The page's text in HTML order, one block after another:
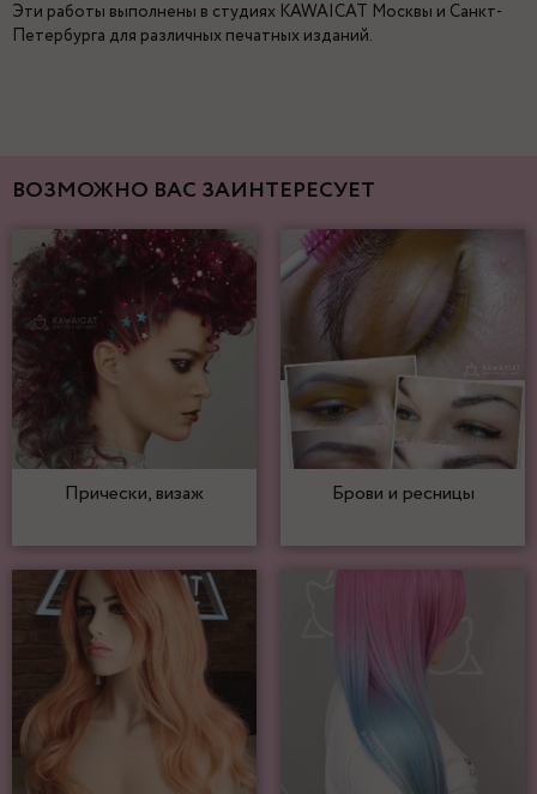
Эти работы выполнены в студиях KAWAICAT Москвы и Санкт-
Петербурга для различных печатных изданий.
ВОЗМОЖНО ВАС ЗАИНТЕРЕСУЕТ
Прически, визаж Брови и ресницы